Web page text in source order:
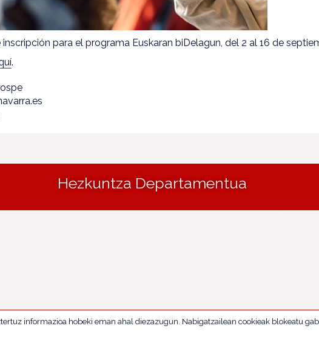
para el programa Euskaran biDelagun, del 2 al 16 de
.
Hezkuntza Departamentua
informazioa hobeki eman ahal diezazugun. Nabigatzailean cookieak blokeatu